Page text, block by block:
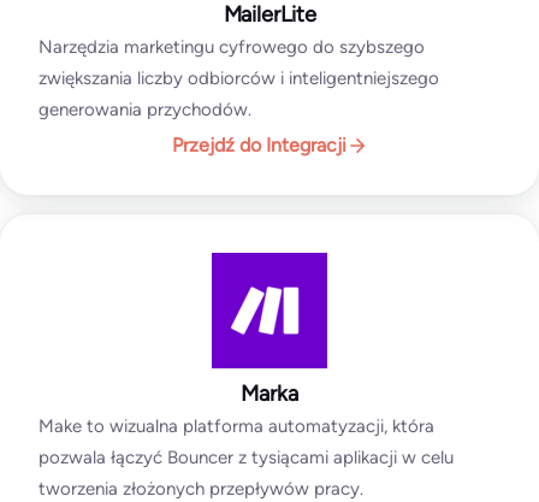
MailerLite
Narzędzia marketingu cyfrowego do szybszego
zwiększania liczby odbiorców i inteligentniejszego
generowania przychodów.
Przejdź do Integracji
Marka
Make to wizualna platforma automatyzacji, która
pozwala łączyć Bouncer z tysiącami aplikacji w celu
tworzenia złożonych przepływów pracy.